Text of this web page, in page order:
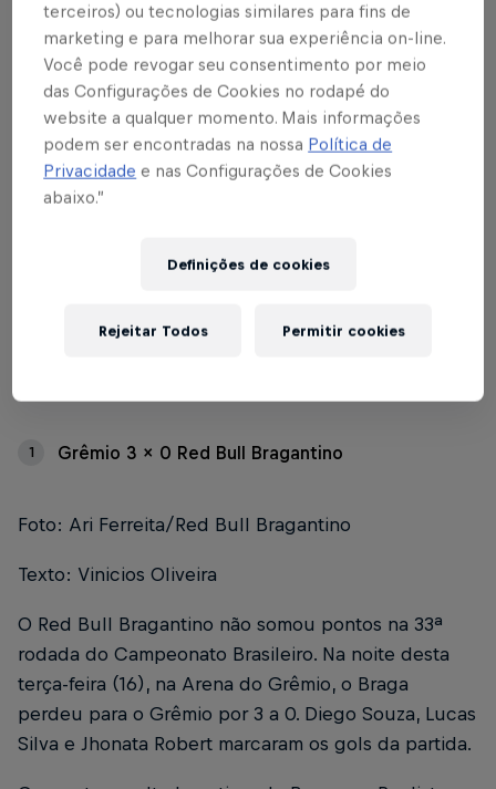
Com reservas,
Red Bull Bragantino
perde para o Grêmio
em Porto Alegre-RS
Escrito por Vinicios Oliveira
1 Grêmio 3 x 0 Red Bull Bragantino
Foto: Ari Ferreita/Red Bull Bragantino
Texto: Vinicios Oliveira
O Red Bull Bragantino não somou pontos na 33ª
rodada do Campeonato Brasileiro. Na noite desta
terça-feira (16), na Arena do Grêmio, o Braga
perdeu para o Grêmio por 3 a 0. Diego Souza, Lucas
Silva e Jhonata Robert marcaram os gols da partida.
terceiros) ou tecnologias similares para fins de
marketing e para melhorar sua experiência on-line.
Você pode revogar seu consentimento por meio
das Configurações de Cookies no rodapé do
website a qualquer momento. Mais informações
podem ser encontradas na nossa Política de
Privacidade e nas Configurações de Cookies
abaixo.”
Definições de cookies
Rejeitar Todos Permitir cookies